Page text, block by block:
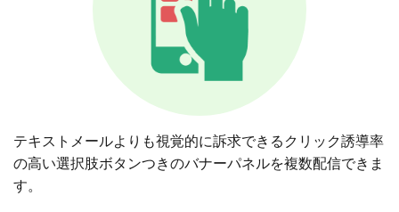
テキストメールよりも視覚的に訴求できるクリック誘導率
の高い選択肢ボタンつきのバナーパネルを複数配信できま
す。